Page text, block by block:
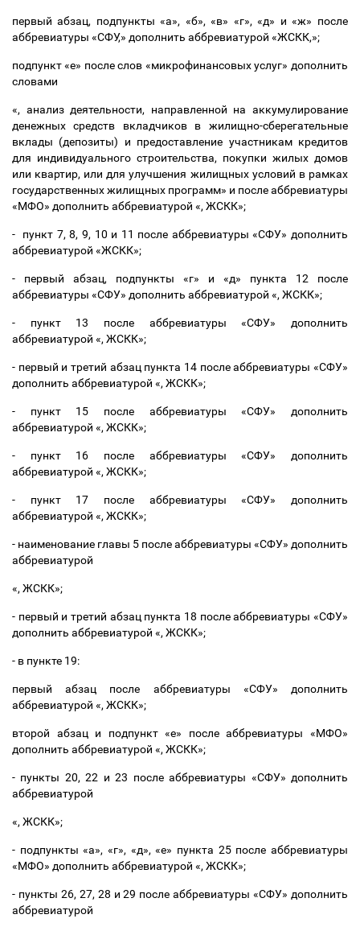
первый абзац, подпункты «а», «б», «в» «г», «д» и «ж» после
аббревиатуры «СФУ,» дополнить аббревиатурой «ЖСКК,»;
подпункт «е» после слов «микрофинансовых услуг» дополнить
словами
«, анализ деятельности, направленной на аккумулирование
денежных средств вкладчиков в жилищно-сберегательные
вклады (депозиты) и предоставление участникам кредитов
для индивидуального строительства, покупки жилых домов
или квартир, или для улучшения жилищных условий в рамках
государственных жилищных программ» и после аббревиатуры
«МФО» дополнить аббревиатурой «, ЖСКК»;
- пункт 7, 8, 9, 10 и 11 после аббревиатуры «СФУ» дополнить
аббревиатурой «ЖСКК»;
- первый абзац, подпункты «г» и «д» пункта 12 после
аббревиатуры «СФУ» дополнить аббревиатурой «, ЖСКК»;
- пункт 13 после аббревиатуры «СФУ» дополнить
аббревиатурой «, ЖСКК»;
- первый и третий абзац пункта 14 после аббревиатуры «СФУ»
дополнить аббревиатурой «, ЖСКК»;
- пункт 15 после аббревиатуры «СФУ» дополнить
аббревиатурой «, ЖСКК»;
- пункт 16 после аббревиатуры «СФУ» дополнить
аббревиатурой «, ЖСКК»;
- пункт 17 после аббревиатуры «СФУ» дополнить
аббревиатурой «, ЖСКК»;
- наименование главы 5 после аббревиатуры «СФУ» дополнить
аббревиатурой
«, ЖСКК»;
- первый и третий абзац пункта 18 после аббревиатуры «СФУ»
дополнить аббревиатурой «, ЖСКК»;
- в пункте 19:
первый абзац после аббревиатуры «СФУ» дополнить
аббревиатурой «, ЖСКК»;
второй абзац и подпункт «е» после аббревиатуры «МФО»
дополнить аббревиатурой «, ЖСКК»;
- пункты 20, 22 и 23 после аббревиатуры «СФУ» дополнить
аббревиатурой
«, ЖСКК»;
- подпункты «а», «г», «д», «е» пункта 25 после аббревиатуры
«МФО» дополнить аббревиатурой «, ЖСКК»;
- пункты 26, 27, 28 и 29 после аббревиатуры «СФУ» дополнить
аббревиатурой